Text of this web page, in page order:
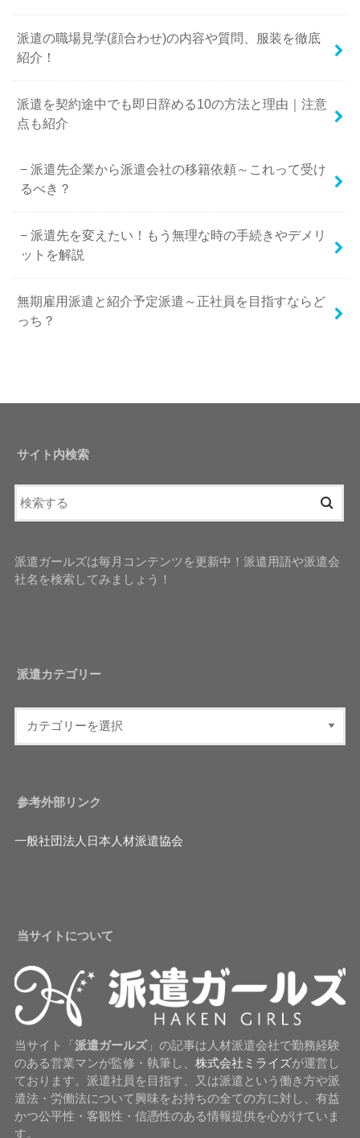
派遣の職場見学(顔合わせ)の内容や質問、服装を徹底
紹介！
派遣を契約途中でも即日辞める10の方法と理由｜注意
点も紹介
派遣先企業から派遣会社の移籍依頼～これって受け
るべき？
派遣先を変えたい！もう無理な時の手続きやデメリ
ットを解説
無期雇用派遣と紹介予定派遣～正社員を目指すならど
っち？
サイト内検索
派遣ガールズは毎月コンテンツを更新中！派遣用語や派遣会
社名を検索してみましょう！
派遣カテゴリー
参考外部リンク
一般社団法人日本人材派遣協会
当サイトについて
当サイト「 派遣ガールズ」の記事は人材派遣会社で勤務経験
のある営業マンが監修・執筆し、 株式会社ミライズが運営し
ております。派遣社員を目指す、又は派遣という働き方や派
遣法・労働法について興味をお持ちの全ての方に対し、有益
かつ公平性・客観性・信憑性のある情報提供を心がけていま
す。